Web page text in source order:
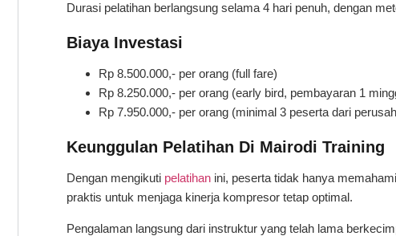
Durasi pelatihan berlangsung selama 4 hari penuh, dengan
Biaya Investasi
Rp 8.500.000,- per orang (full fare)
Rp 8.250.000,- per orang (early bird, pembayaran 1
Rp 7.950.000,- per orang (minimal 3 peserta dari
Keunggulan Pelatihan Di Mairodi Training
Dengan mengikuti pelatihan ini, peserta tidak hanya
praktis untuk menjaga kinerja kompresor tetap optimal.
Pengalaman langsung dari instruktur yang telah lama